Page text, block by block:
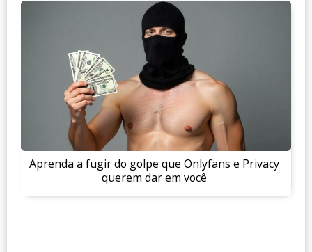
Aprenda a fugir do golpe que Onlyfans e Privacy
querem dar em você